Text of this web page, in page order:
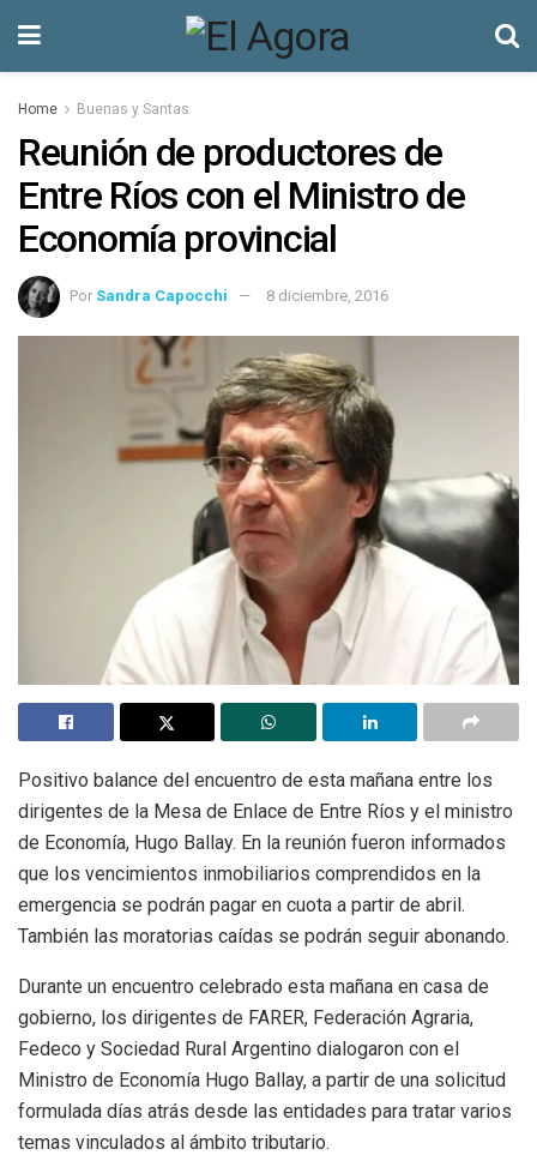
Home Buenas y Santas
Reunión de productores de
Entre Ríos con el Ministro de
Economía provincial
Por Sandra Capocchi 8 diciembre, 2016
Positivo balance del encuentro de esta mañana entre los
dirigentes de la Mesa de Enlace de Entre Ríos y el ministro
de Economía, Hugo Ballay. En la reunión fueron informados
que los vencimientos inmobiliarios comprendidos en la
emergencia se podrán pagar en cuota a partir de abril.
También las moratorias caídas se podrán seguir abonando.
Durante un encuentro celebrado esta mañana en casa de
gobierno, los dirigentes de FARER, Federación Agraria,
Fedeco y Sociedad Rural Argentino dialogaron con el
Ministro de Economía Hugo Ballay, a partir de una solicitud
formulada días atrás desde las entidades para tratar varios
temas vinculados al ámbito tributario.